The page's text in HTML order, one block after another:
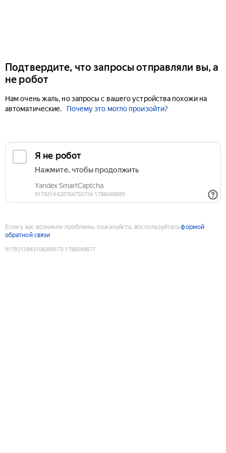
Подтвердите, что запросы отправляли вы, а
не робот
Нам очень жаль, но запросы с вашего устройства похожи на
автоматические.
Почему это могло произойти?
Если у вас возникли проблемы, пожалуйста, воспользуйтесьформой
обратной связи
9179313843106090573:1786049877